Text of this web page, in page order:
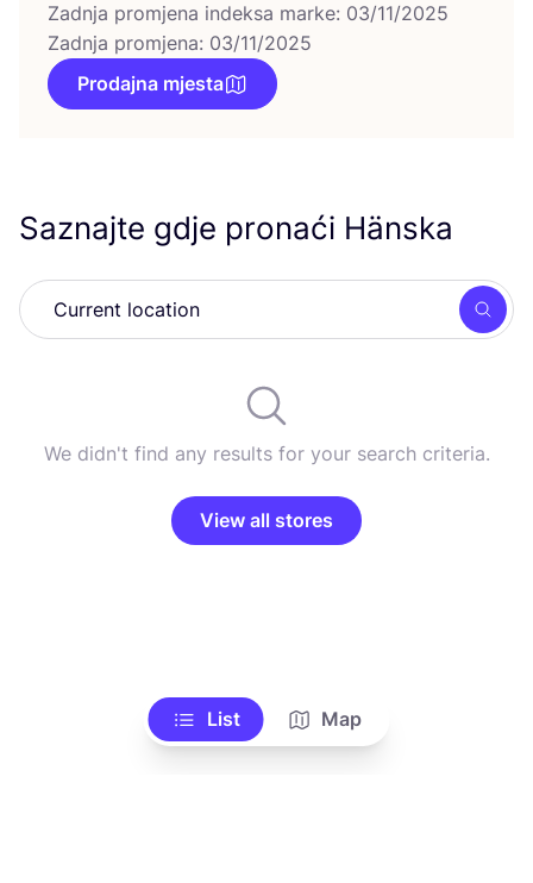
Zadnja promjena indeksa marke: 03/11/2025
Zadnja promjena: 03/11/2025
Prodajna mjesta
Saznajte gdje pronaći Hänska
We didn't find any results for your search criteria.
View all stores
List Map